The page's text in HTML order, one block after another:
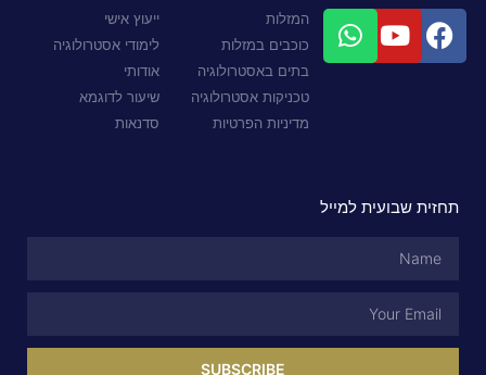
המזלות
כוכבים במזלות
בתים באסטרולוגיה
טכניקות אסטרולוגיה
מדיניות הפרטיות
ייעוץ אישי
לימודי אסטרולוגיה
אודותי
שיעור לדוגמא
סדנאות
תחזית שבועית למייל
SUBSCRIBE